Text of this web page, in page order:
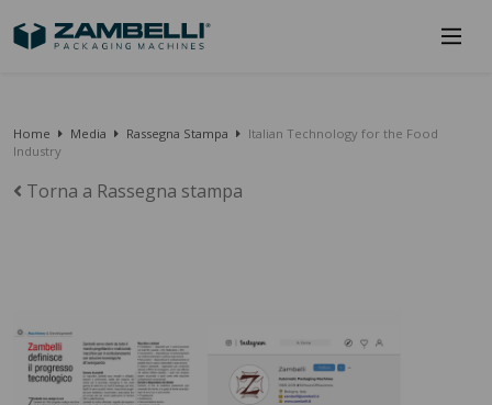
Home Media Rassegna Stampa
Italian Technology for the Food
Industry
Torna a Rassegna stampa